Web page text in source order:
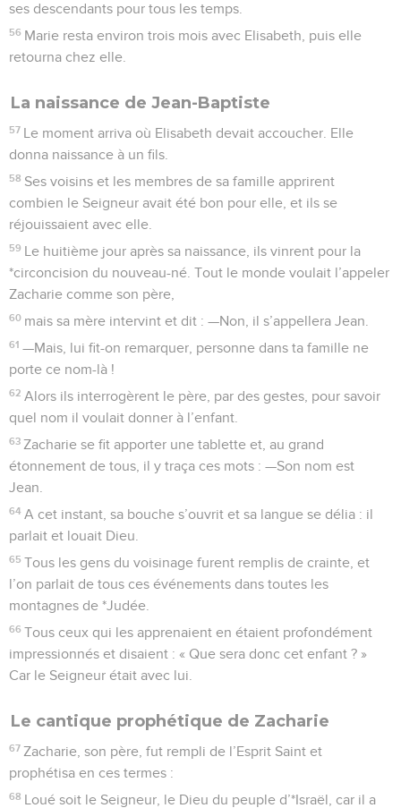
ses descendants pour tous les temps.
56 Marie resta environ trois mois avec Elisabeth, puis elle
retourna chez elle.
La naissance de Jean-Baptiste
57 Le moment arriva où Elisabeth devait accoucher. Elle
donna naissance à un fils.
58 Ses voisins et les membres de sa famille apprirent
combien le Seigneur avait été bon pour elle, et ils se
réjouissaient avec elle.
59 Le huitième jour après sa naissance, ils vinrent pour la
*circoncision du nouveau-né. Tout le monde voulait l’appeler
Zacharie comme son père,
60 mais sa mère intervint et dit : —Non, il s’appellera Jean.
61 —Mais, lui fit-on remarquer, personne dans ta famille ne
porte ce nom-là !
62 Alors ils interrogèrent le père, par des gestes, pour savoir
quel nom il voulait donner à l’enfant.
63 Zacharie se fit apporter une tablette et, au grand
étonnement de tous, il y traça ces mots : —Son nom est
Jean.
64 A cet instant, sa bouche s’ouvrit et sa langue se délia : il
parlait et louait Dieu.
65 Tous les gens du voisinage furent remplis de crainte, et
l’on parlait de tous ces événements dans toutes les
montagnes de *Judée.
66 Tous ceux qui les apprenaient en étaient profondément
impressionnés et disaient : « Que sera donc cet enfant ? »
Car le Seigneur était avec lui.
Le cantique prophétique de Zacharie
67 Zacharie, son père, fut rempli de l’Esprit Saint et
prophétisa en ces termes :
68 Loué soit le Seigneur, le Dieu du peuple d’*Israël, car il a